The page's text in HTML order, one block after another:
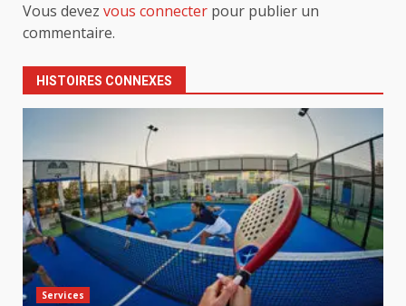
Vous devez vous connecter pour publier un
commentaire.
HISTOIRES CONNEXES
Services